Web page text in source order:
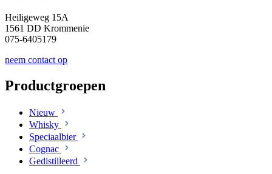
Heiligeweg 15A
1561 DD Krommenie
075-6405179
neem contact op
Productgroepen
Nieuw
Whisky
Speciaalbier
Cognac
Gedistilleerd